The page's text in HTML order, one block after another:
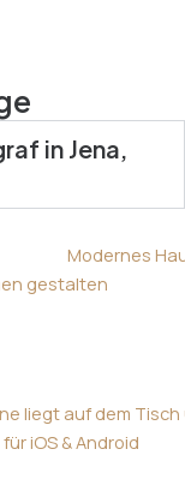
in Jena,
gestalten
iOS & Android